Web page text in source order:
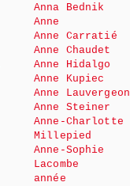
Anna Bednik
Anne
Anne Carratié
Anne Chaudet
Anne Hidalgo
Anne Kupiec
Anne Lauvergeon
Anne Steiner
Anne-Charlotte
Millepied
Anne-Sophie
Lacombe
année